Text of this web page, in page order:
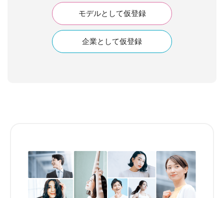
モデルとして仮登録
企業として仮登録